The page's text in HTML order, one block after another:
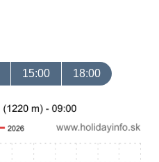
15:00 18:00